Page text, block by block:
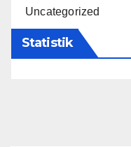
Uncategorized
Statistik